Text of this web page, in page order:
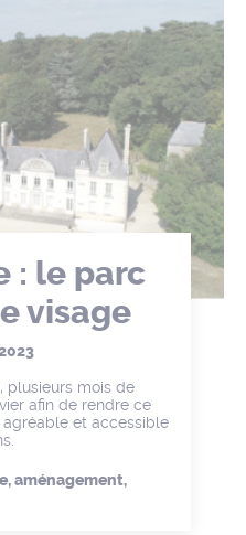
: le parc
visage
plusieurs mois de
afin de rendre ce
et accessible
aménagement,